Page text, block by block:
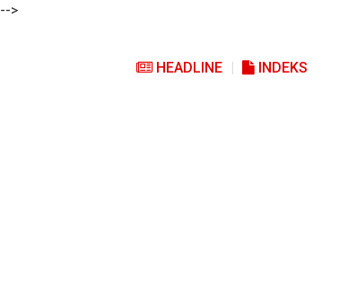
-->
HEADLINE INDEKS